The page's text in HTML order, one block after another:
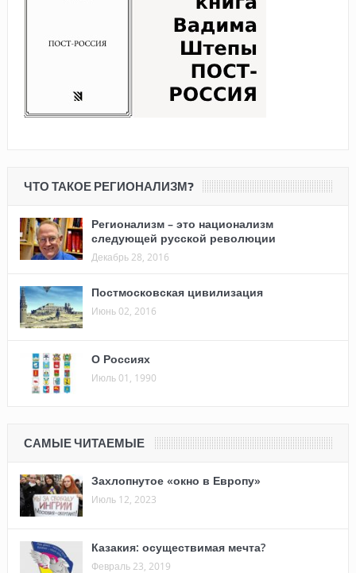
ЧТО ТАКОЕ РЕГИОНАЛИЗМ?
Регионализм – это национализм
следующей русской революции
Декабрь 28, 2016
Постмосковская цивилизация
Июнь 02, 2016
О Россиях
Июль 01, 1990
САМЫЕ ЧИТАЕМЫЕ
Захлопнутое «окно в Европу»
Июль 12, 2023
Казакия: осуществимая мечта?
Февраль 23, 2019